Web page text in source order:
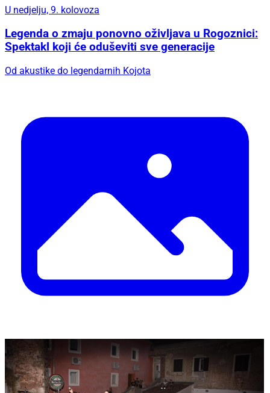
U nedjelju, 9. kolovoza
Legenda o zmaju ponovno oživljava u Rogoznici:
Spektakl koji će oduševiti sve generacije
Od akustike do legendarnih Kojota